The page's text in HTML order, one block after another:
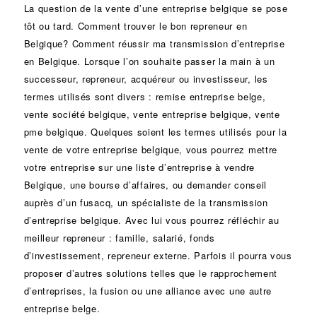
La question de la vente d’une entreprise belgique se pose
tôt ou tard. Comment trouver le bon repreneur en
Belgique? Comment réussir ma transmission d’entreprise
en Belgique. Lorsque l’on souhaite passer la main à un
successeur, repreneur, acquéreur ou investisseur, les
termes utilisés sont divers : remise entreprise belge,
vente société belgique, vente entreprise belgique, vente
pme belgique. Quelques soient les termes utilisés pour la
vente de votre entreprise belgique, vous pourrez mettre
votre entreprise sur une liste d’entreprise à vendre
Belgique, unebourse d’affaires, ou demander conseil
auprès d’un fusacq, un spécialiste de latransmission
d’entreprise belgique. Avec lui vous pourrez réfléchir au
meilleur repreneur :famille, salarié, fonds
d’investissement, repreneur externe. Parfois il pourra vous
proposer d’autres solutions telles que le rapprochement
d’entreprises, lafusion ou unealliance avec une autre
entreprise belge.